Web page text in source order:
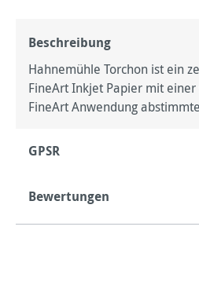
Beschreibung
Hahnemühle Torchon ist ein
FineArt Inkjet Papier mit
FineArt Anwendung
GPSR
Bewertungen